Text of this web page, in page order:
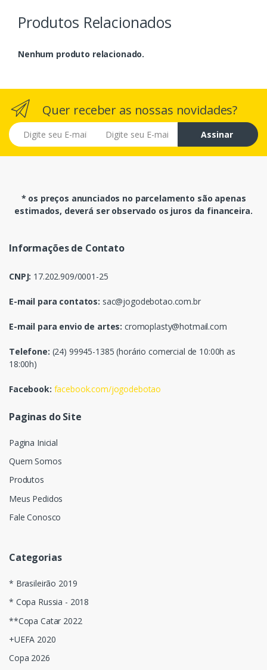
Produtos Relacionados
Nenhum produto relacionado.
Quer receber as nossas novidades?
E-mail
Assinar
* os preços anunciados no parcelamento são apenas
estimados, deverá ser observado os juros da financeira.
Informações de Contato
CNPJ: 17.202.909/0001-25
E-mail para contatos: sac@jogodebotao.com.br
E-mail para envio de artes: cromoplasty@hotmail.com
Telefone: (24) 99945-1385 (horário comercial de 10:00h as
18:00h)
Facebook: facebook.com/jogodebotao
Paginas do Site
Pagina Inicial
Quem Somos
Produtos
Meus Pedidos
Fale Conosco
Categorias
* Brasileirão 2019
* Copa Russia - 2018
**Copa Catar 2022
+UEFA 2020
Copa 2026